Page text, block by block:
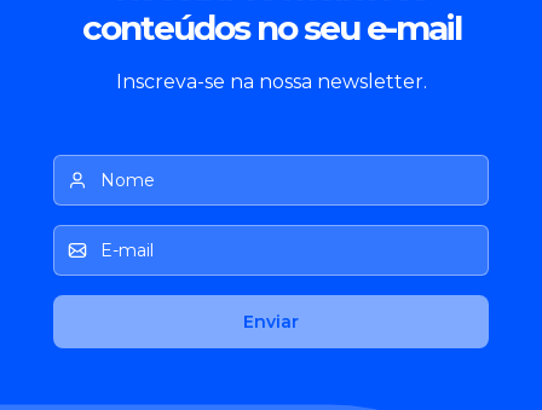
conteúdos no seu e-mail
Inscreva-se na nossa newsletter.
Nome
E-mail
Enviar